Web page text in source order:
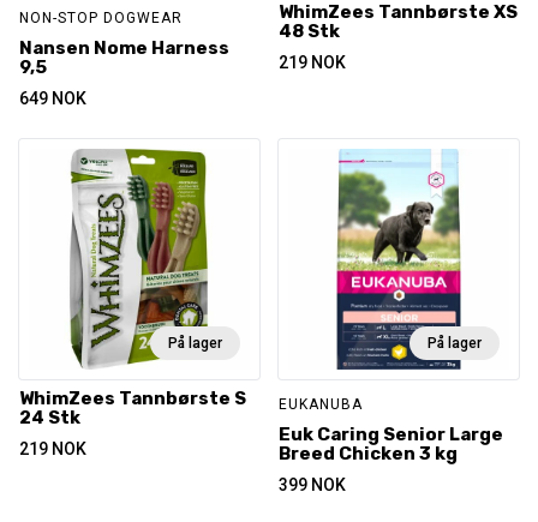
NON-STOP DOGWEAR
Nansen Nome Harness
9,5
649 NOK
WhimZees Tannbørste XS
48 Stk
219 NOK
På lager
WhimZees Tannbørste S
24 Stk
219 NOK
På lager
EUKANUBA
Euk Caring Senior Large
Breed Chicken 3 kg
399 NOK